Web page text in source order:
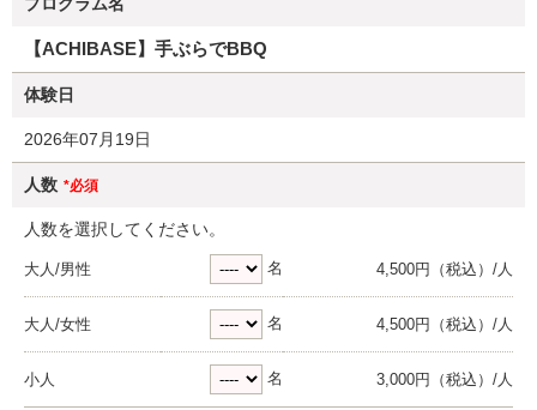
【ACHIBASE】手ぶらでBBQ
体験日
2026年07月19日
人数 *必須
人数を選択してください。
大人/男性 名 4,500円（税込）/人
大人/女性 名 4,500円（税込）/人
小人 名 3,000円（税込）/人